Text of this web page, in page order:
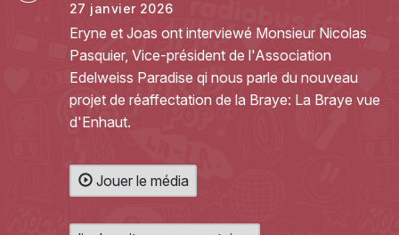
27 janvier 2026
Eryne et Joas ont interviewé Monsieur Nicolas
Pasquier, Vice-président de l'Association
Edelweiss Paradise qi nous parle du nouveau
projet de réaffectation de la Braye: La Braye vue
d'Enhaut.
Jouer le média